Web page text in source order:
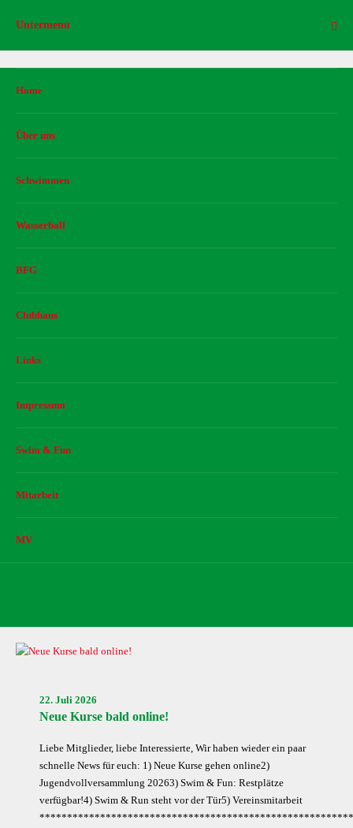
Untermenü
Home
Über uns
Schwimmen
Wasserball
BFG
Clubhaus
Links
Impressum
Swim & Fun
Mitarbeit
MV
22. Juli 2026
Neue Kurse bald online!
Liebe Mitglieder, liebe Interessierte, Wir haben wieder ein paar
schnelle News für euch: 1) Neue Kurse gehen online2)
Jugendvollversammlung 20263) Swim & Fun: Restplätze
verfügbar!4) Swim & Run steht vor der Tür5) Vereinsmitarbeit